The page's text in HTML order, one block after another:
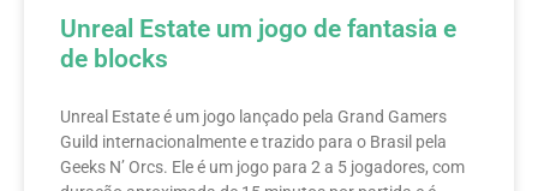
Unreal Estate um jogo de fantasia e
de blocks
Unreal Estate é um jogo lançado pela Grand Gamers
Guild internacionalmente e trazido para o Brasil pela
Geeks N’ Orcs. Ele é um jogo para 2 a 5 jogadores, com